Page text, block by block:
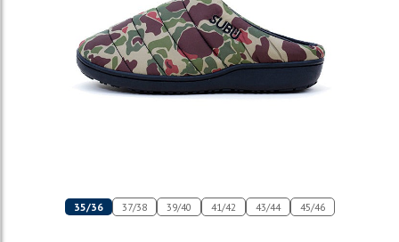
35/36 37/38 39/40 41/42 43/44 45/46